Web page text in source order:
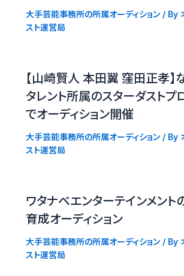
大手芸能事務所の所属オーディション/ By
スト運営局
【山崎賢人 本田翼 窪田正孝】
タレント所属のスターダストプ
でオーディション開催
大手芸能事務所の所属オーディション/ By
スト運営局
ワタナベエンターテインメント
育成オーディション
大手芸能事務所の所属オーディション/ By
スト運営局